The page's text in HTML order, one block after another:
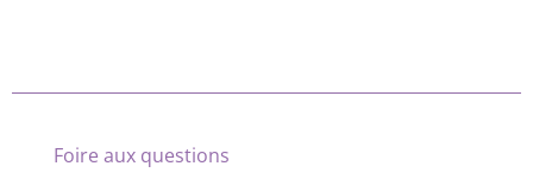
Foire aux questions